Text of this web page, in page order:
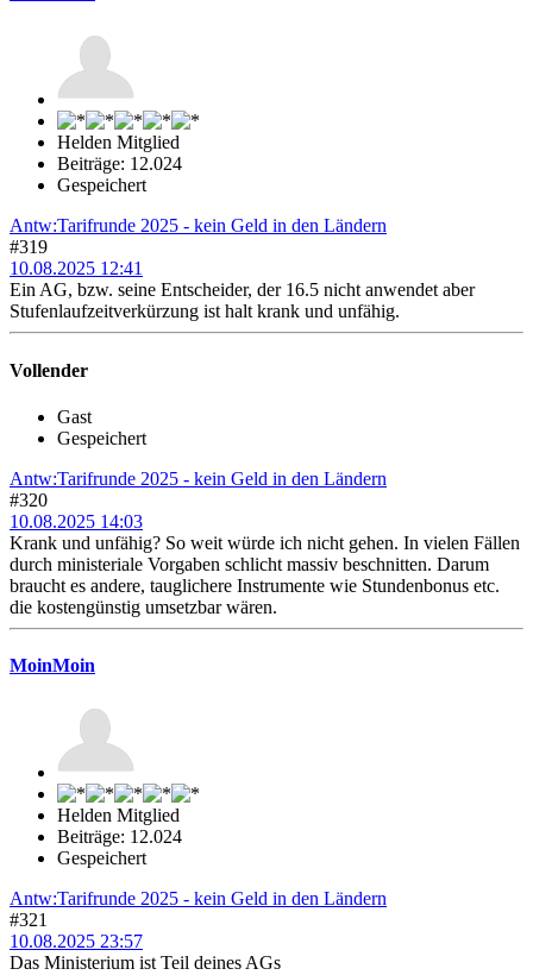
Helden Mitglied
Beiträge: 12.024
Gespeichert
Antw:Tarifrunde 2025 - kein Geld in den Ländern
#319
10.08.2025 12:41
Ein AG, bzw. seine Entscheider, der 16.5 nicht anwendet aber
Stufenlaufzeitverkürzung ist halt krank und unfähig.
Vollender
Gast
Gespeichert
Antw:Tarifrunde 2025 - kein Geld in den Ländern
#320
10.08.2025 14:03
Krank und unfähig? So weit würde ich nicht gehen. In vielen Fällen
durch ministeriale Vorgaben schlicht massiv beschnitten. Darum
braucht es andere, tauglichere Instrumente wie Stundenbonus etc.
die kostengünstig umsetzbar wären.
MoinMoin
Helden Mitglied
Beiträge: 12.024
Gespeichert
Antw:Tarifrunde 2025 - kein Geld in den Ländern
#321
10.08.2025 23:57
Das Ministerium ist Teil deines AGs